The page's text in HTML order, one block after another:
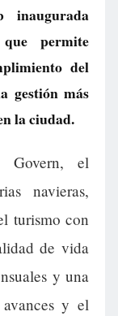
inaugurada
permite
del
gestión más
la ciudad.
Govern, el
navieras,
turismo con
de vida
y una
y el